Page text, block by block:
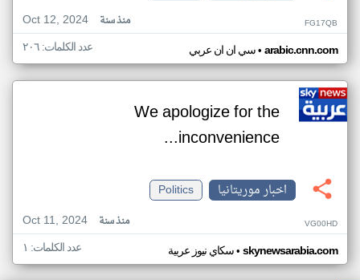
Oct 12, 2024
منذ سنة FG17QB
سي ان ان عربي• arabic.cnn.com عدد الكلمات: ٢٠٦
We apologize for the
inconvenience...
اخبار موريتانيا
Politics
Oct 11, 2024
منذ سنة VG00HD
سكاي نيوز عربية• skynewsarabia.com عدد الكلمات: ١